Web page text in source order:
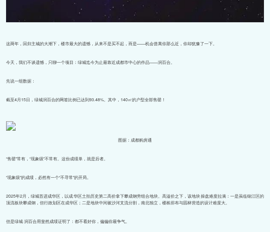
这两年，回归主城的大潮下，楼市最大的遗憾，从来不是买不起，而是——机会曾离你那么近，你却犹豫了一下。
今天，我们不谈遗憾，只聊一个项目：绿城迄今为止最靠近成都市中心的作品——润百合。
先说一组数据：
截至4月15日，绿城润百合的网签比例已达到93.48%。其中，140㎡的户型全部售罄！
图据：成都购房通
“售罄”常有，“现象级”不常有。这份成绩单，就是后者。
“现象级”的成绩，必然有一个“不寻常”的开局。
2025年2月，绿城首进成华区，以成华区土拍历史第二高价拿下攀成钢旁组合地块。高溢价之下，该地块操盘难度拉满：一是虽临锦江区的
顶流板块攀成钢，但行政划区在成华区；二是地块中间被沙河支流分割，南北独立，楼栋排布与园林营造的设计难度大。
但是绿城·润百合用斐然成绩证明了：都不看好你，偏偏你最争气。